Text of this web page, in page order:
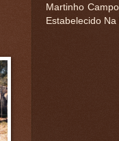
Martinho
Estabelecido